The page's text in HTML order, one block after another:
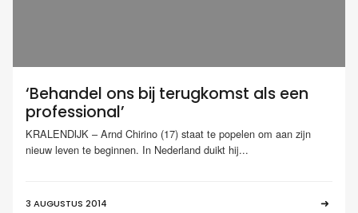
‘Behandel ons bij terugkomst als een
professional’
KRALENDIJK – Arnd Chirino (17) staat te popelen om aan zijn
nieuw leven te beginnen. In Nederland duikt hij...
3 AUGUSTUS 2014